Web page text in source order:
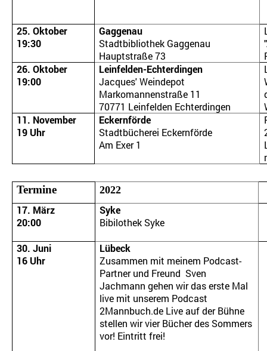
25. Oktober
19:30
Gaggenau
Stadtbibliothek Gaggenau
Hauptstraße 73
26. Oktober
19:00
Leinfelden-Echterdingen
Jacques' Weindepot
Markomannenstraße 11
70771 Leinfelden Echterdingen
11. November
19 Uhr
Eckernförde
Stadtbücherei Eckernförde
Am Exer 1
Termine 2022
17. März
20:00
Syke
Bibilothek Syke
30. Juni
16 Uhr
Lübeck
Zusammen mit meinem Podcast-
Partner und Freund Sven
Jachmann gehen wir das erste Mal
live mit unserem Podcast
2Mannbuch.de Live auf der Bühne
stellen wir vier Bücher des Sommers
vor! Eintritt frei!